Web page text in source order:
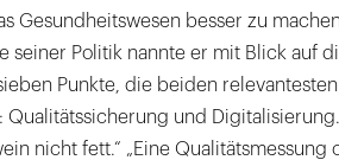
Gesundheitswesen besser zu
seiner Politik nannte er mit Blick auf
Punkte, die beiden relevantesten
und Digitalisierung.
nicht fett.“ „Eine Qualitätsmessung